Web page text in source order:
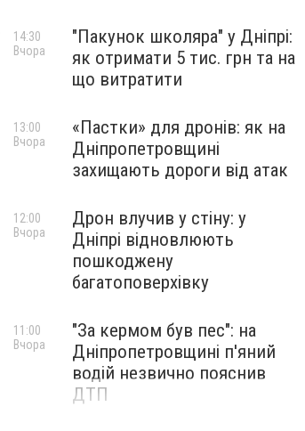
"Пакунок школяра" у Дніпрі:
як отримати 5 тис. грн та на
що витратити
14:30
Вчора
«Пастки» для дронів: як на
Дніпропетровщині
захищають дороги від атак
13:00
Вчора
Дрон влучив у стіну: у
Дніпрі відновлюють
пошкоджену
багатоповерхівку
12:00
Вчора
"За кермом був пес": на
Дніпропетровщині п'яний
водій незвично пояснив
ДТП
11:00
Вчора